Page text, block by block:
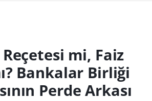
mi, Faiz
Bankalar Birliği
Perde Arkası